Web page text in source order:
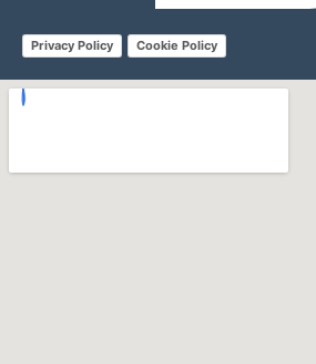
Privacy Policy Cookie Policy